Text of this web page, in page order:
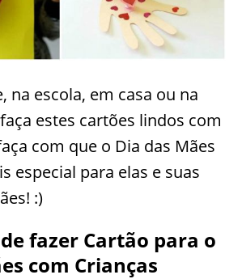
na escola, em casa ou na
estes cartões lindos com
com que o Dia das Mães
especial para elas e suas
:)
fazer Cartão para o
com Crianças